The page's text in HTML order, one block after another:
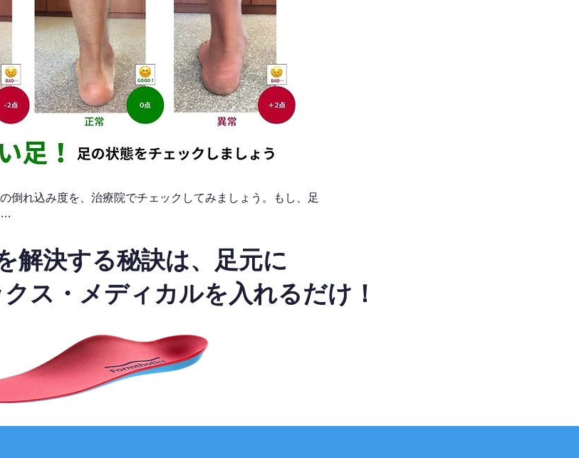
倒れ込み度を、治療院でチェックしてみましょう。もし、足
…
解決する秘訣は、足元に
ス・メディカルを入れるだけ！